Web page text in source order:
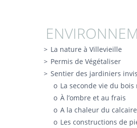
La nature à Villevieille
Permis de Végétaliser
Sentier des jardiniers
La seconde vie du bois
À l’ombre et au frais
A la chaleur du calcaire
Les constructions de